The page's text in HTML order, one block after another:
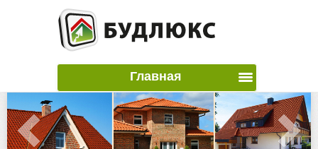
Главная